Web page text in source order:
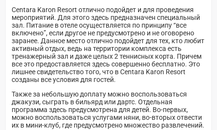
Centara Karon Resort отлично подойдет и для проведения
мероприятий. Для этого здесь предназначен специальный
зал. Питание в отеле осуществляется по принципу “все
включено”, если другое не предусмотрено и не оговорено
заранее. Данное место отлично подойдет для тех, кто любит
активный отдых, ведь на территории комплекса есть
тренажерный зал и даже целых 2 теннисных корта. Причем
все это предоставляется здесь совершенно бесплатно. Это
лишнее свидетельство того, что в Centara Karon Resort
созданы все условия для гостей.
Также за небольшую доплату можно воспользоваться
джакузи, сыграть в бильярд или дартс. Отдельная
программа здесь предусмотрена для детей. Во-первых,
можно воспользоваться услугами няни, во-вторых отвести
их в мини-клуб, где предусмотрено множество развлечений.